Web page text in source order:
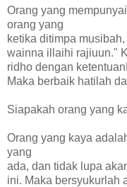
Orang yang
orang yang
ketika ditimpa
wainna illaihi rajiuun."
ridho dengan
Maka berbaik hatilah
Siapakah orang yang
Orang yang kaya
yang
ada, dan tidak lupa
ini. Maka bersyukurlah